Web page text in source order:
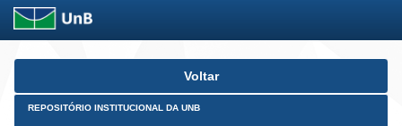
Skip
Voltar
REPOSITÓRIO INSTITUCIONAL DA UNB